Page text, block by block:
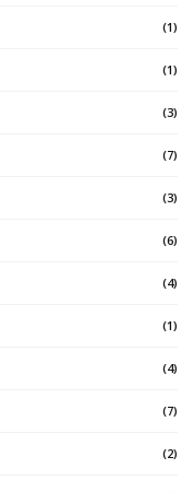
(1)
(1)
(3)
(7)
(3)
(6)
(4)
(1)
(4)
(7)
(2)